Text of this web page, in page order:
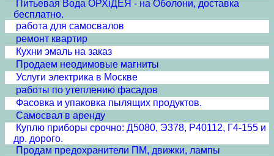
Питьевая Вода ОРХiДЕЯ - на Оболони, доставка
бесплатно.
работа для самосвалов
ремонт квартир
Кухни эмаль на заказ
Продаем неодимовые магниты
Услуги электрика в Москве
работы по утеплению фасадов
Фасовка и упаковка пылящих продуктов.
Самосвал в аренду
Куплю приборы срочно: Д5080, Э378, Р40112, Г4-155 и
др. дорого.
Продам предохранители ПМ, движки, лампы